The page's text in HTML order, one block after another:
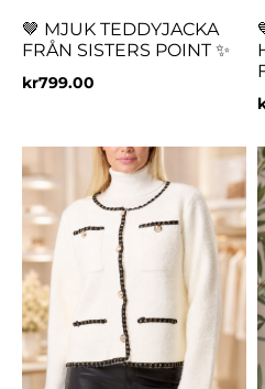
🤎 MJUK TEDDYJACKA
FRÅN SISTERS POINT ✨
kr799.00